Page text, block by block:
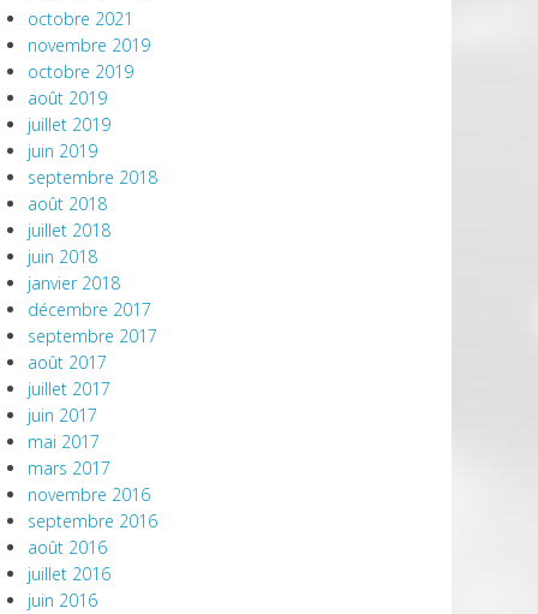
octobre 2021
novembre 2019
octobre 2019
août 2019
juillet 2019
juin 2019
septembre 2018
août 2018
juillet 2018
juin 2018
janvier 2018
décembre 2017
septembre 2017
août 2017
juillet 2017
juin 2017
mai 2017
mars 2017
novembre 2016
septembre 2016
août 2016
juillet 2016
juin 2016